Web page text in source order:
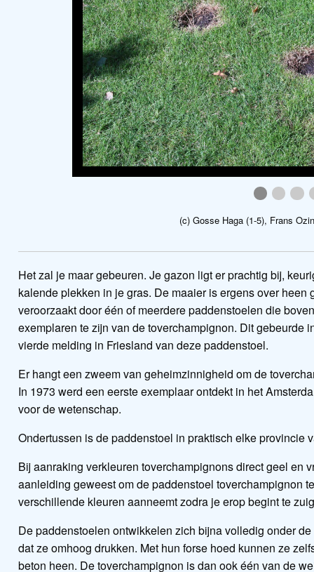
(c) Gosse Haga (1-5), Frans
Het zal je maar gebeuren. Je gazon ligt er prachtig bij,
kalende plekken in je gras. De maaier is ergens over
veroorzaakt door één of meerdere paddenstoelen die
exemplaren te zijn van de toverchampignon. Dit gebeurde
vierde melding in Friesland van deze paddenstoel.
Er hangt een zweem van geheimzinnigheid om de
In 1973 werd een eerste exemplaar ontdekt in het
voor de wetenschap.
Ondertussen is de paddenstoel in praktisch elke provincie
Bij aanraking verkleuren toverchampignons direct geel en
aanleiding geweest om de paddenstoel toverchampignon
verschillende kleuren aanneemt zodra je erop begint te
De paddenstoelen ontwikkelen zich bijna volledig onder
dat ze omhoog drukken. Met hun forse hoed kunnen ze
beton heen. De toverchampignon is dan ook één van de